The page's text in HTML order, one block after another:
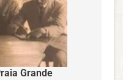
Grande